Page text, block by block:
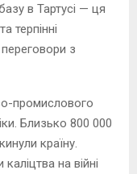
в Тартусі — ця
терпінні
з
промислового
Близько 800 000
країну.
на війні